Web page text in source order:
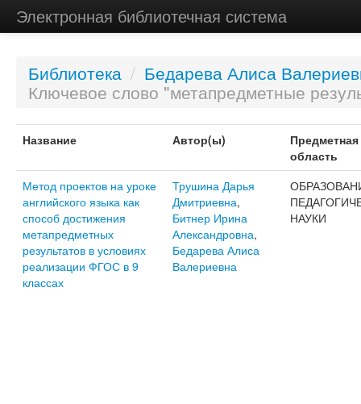
Электронная библиотечная система
Библиотека / Бедарева Алиса
Ключевое слово "метапредметные
Название Автор(ы)
Предметная
область
Метод проектов на уроке
английского языка как
способ достижения
метапредметных
результатов в условиях
реализации ФГОС в 9
классах
Трушина Дарья
Дмитриевна,
Битнер Ирина
Александровна,
Бедарева Алиса
Валериевна
НАУКИ